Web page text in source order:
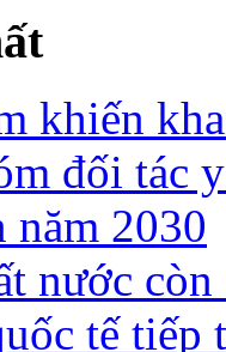
khiến
đối tác
năm 2030
nước
tế